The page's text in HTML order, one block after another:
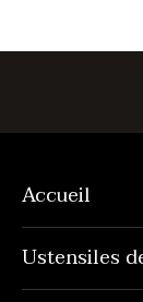
Accueil
Ustensiles